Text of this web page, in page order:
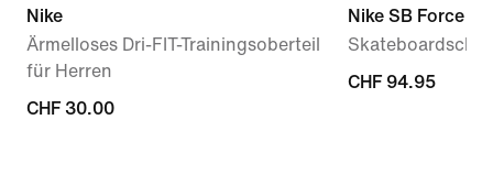
Nike
Ärmelloses Dri-FIT-Trainingsoberteil
für Herren
CHF 30.00
CHF 30.00
Nike SB Force
CHF 94.95
CHF 94.95